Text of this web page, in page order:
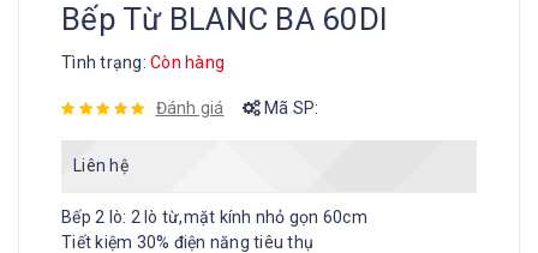
Bếp Từ BLANC BA 60DI
Tình trạng: Còn hàng
Đánh giá Mã SP:
Liên hệ
Bếp 2 lò: 2 lò từ,mặt kính nhỏ gọn 60cm
Tiết kiệm 30% điện năng tiêu thụ